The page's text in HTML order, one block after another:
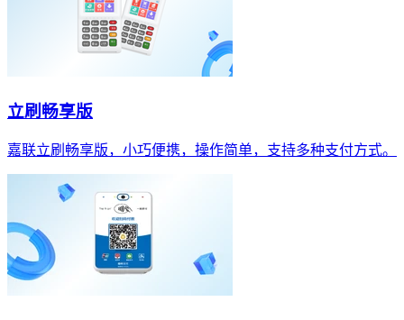
立刷畅享版
嘉联立刷畅享版，小巧便携，操作简单，支持多种支付方式。